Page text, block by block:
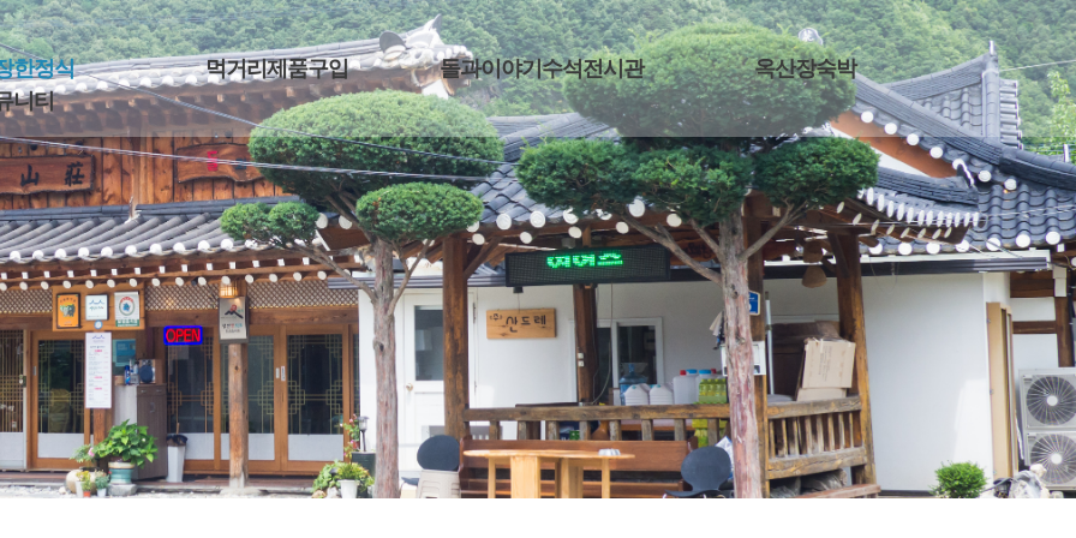
한정식 먹거리제품구입 돌과이야기수석전시관
옥산장숙박
니티